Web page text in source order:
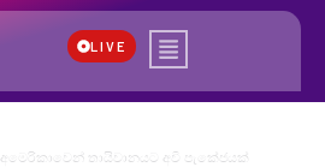
LIVE
අමෙරිකාවෙන් තායිවානයට අවි පැකේජයක්